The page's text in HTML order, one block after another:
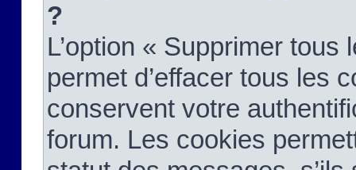
?
L’option « Supprimer
permet d’effacer tous les
conservent votre
forum. Les cookies